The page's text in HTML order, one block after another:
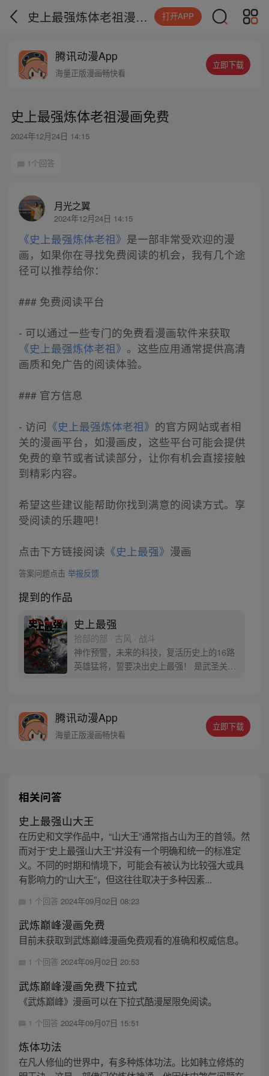
史上最强炼体老祖漫画免费 打开APP
腾讯动漫App
海量正版漫画畅快看
立即下载
史上最强炼体老祖漫画免费
2024年12月24日 14:15
1个回答
月光之翼
2024年12月24日 14:15
《史上最强炼体老祖》 是一部非常受欢迎的漫
画，如果你在寻找免费阅读的机会，我有几个途
径可以推荐给你：
### 免费阅读平台
- 可以通过一些专门的免费看漫画软件来获取
《史上最强炼体老祖》 。这些应用通常提供高清
画质和免广告的阅读体验。
### 官方信息
- 访问 《史上最强炼体老祖》 的官方网站或者相
关的漫画平台，如漫画皮，这些平台可能会提供
免费的章节或者试读部分，让你有机会直接接触
到精彩内容。
希望这些建议能帮助你找到满意的阅读方式。享
受阅读的乐趣吧！
点击下方链接阅读 《史上最强》 漫画
答案问题点击 举报反馈
提到的作品
史上最强
拾部的部 · 古风 · 战斗
神作预警，未来的科技，复活历史上的16路
英雄猛将，誓要决出史上最强！ 是武圣关云
丝群：481670726
腾讯动漫App
海量正版漫画畅快看
立即下载
相关问答
史上最强山大王
在历史和文学作品中，“山大王”通常指占山为王的首领。然
而对于“史上最强山大王”并没有一个明确和统一的标准定
义。不同的时期和情境下，可能会有被认为比较强大或具
有影响力的“山大王”，但这往往取决于多种因素...
1 个回答 2024年09月02日 08:23
武炼巅峰漫画免费
目前未获取到武炼巅峰漫画免费观看的准确和权威信息。
1 个回答 2024年09月02日 20:53
武炼巅峰漫画免费下拉式
《武炼巅峰》漫画可以在下拉式酷漫屋限免阅读。
1 个回答 2024年09月07日 15:51
炼体功法
在凡人修仙的世界中，有多种炼体功法。比如韩立修炼的